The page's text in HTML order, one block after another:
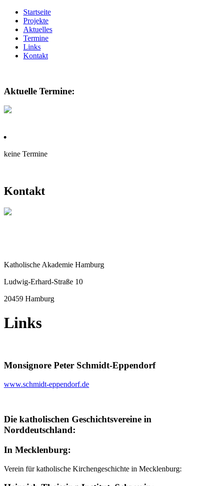
Startseite
Projekte
Aktuelles
Termine
Links
Kontakt
Aktuelle Termine:
keine Termine
Kontakt
Katholische Akademie Hamburg
Ludwig-Erhard-Straße 10
20459 Hamburg
Links
Monsignore Peter Schmidt-Eppendorf
www.schmidt-eppendorf.de
Die katholischen Geschichtsvereine in
Norddeutschland:
In Mecklenburg:
Verein für katholische Kirchengeschichte in Mecklenburg: